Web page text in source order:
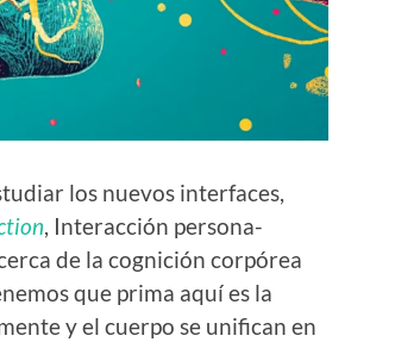
los nuevos interfaces,
, Interacción persona-
de la cognición corpórea
que prima aquí es la
y el cuerpo se unifican en